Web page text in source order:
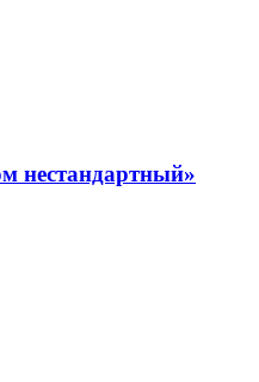
нестандартный»